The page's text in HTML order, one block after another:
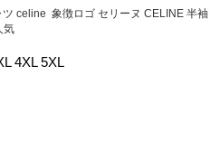
celine 象徴ロゴ セリーヌ CELINE 半袖
気
4XL 5XL